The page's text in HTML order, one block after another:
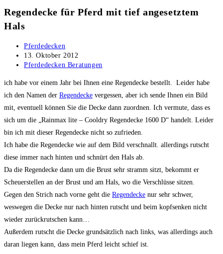
Regendecke für Pferd mit tief angesetztem
Hals
Beitrags-
Autor:
Pferdedecken
Beitrag
veröffentlicht:
13. Oktober 2012
Beitrags-
Pferdedecken Beratungen
ich habe vor einem Jahr bei Ihnen eine Regendecke bestellt. Leider habe
ich den Namen der Regendecke vergessen, aber ich sende Ihnen ein Bild
mit, eventuell können Sie die Decke dann zuordnen. Ich vermute, dass es
sich um die „Rainmax lite – Cooldry Regendecke 1600 D“ handelt. Leider
bin ich mit dieser Regendecke nicht so zufrieden.
Ich habe die Regendecke wie auf dem Bild verschnallt. allerdings rutscht
diese immer nach hinten und schnürt den Hals ab.
Da die Regendecke dann um die Brust sehr stramm sitzt, bekommt er
Scheuerstellen an der Brust und am Hals, wo die Verschlüsse sitzen.
Gegen den Strich nach vorne geht die Regendecke nur sehr schwer,
weswegen die Decke nur nach hinten rutscht und beim kopfsenken nicht
wieder zurückrutschen kann…
Außerdem rutscht die Decke grundsätzlich nach links, was allerdings auch
daran liegen kann, dass mein Pferd leicht schief ist.